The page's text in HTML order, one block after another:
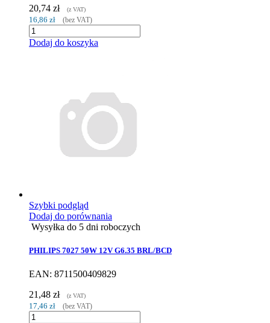
20,74 zł
(z VAT)
16,86 zł (bez VAT)
Dodaj do koszyka
Szybki podgląd
Dodaj do porównania
Wysyłka do 5 dni roboczych
PHILIPS 7027 50W 12V G6.35 BRL/BCD
EAN: 8711500409829
21,48 zł
(z VAT)
17,46 zł (bez VAT)